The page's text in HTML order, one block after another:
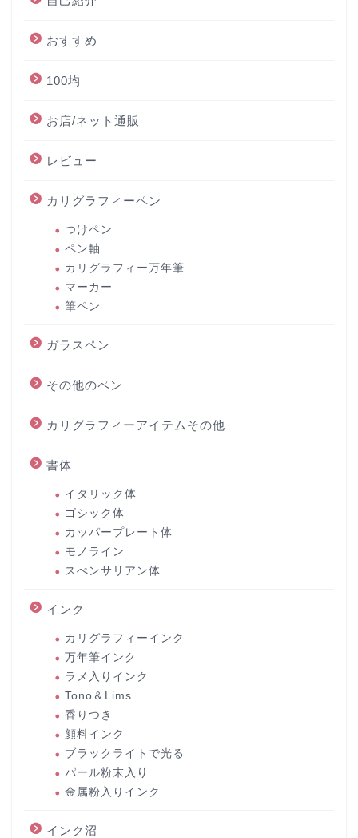
おすすめ
100均
お店/ネット通販
レビュー
カリグラフィーペン
つけペン
ペン軸
カリグラフィー万年筆
マーカー
筆ペン
ガラスペン
その他のペン
カリグラフィーアイテムその他
書体
イタリック体
ゴシック体
カッパープレート体
モノライン
スぺンサリアン体
インク
カリグラフィーインク
万年筆インク
ラメ入りインク
Tono＆Lims
香りつき
顔料インク
ブラックライトで光る
パール粉末入り
金属粉入りインク
インク沼